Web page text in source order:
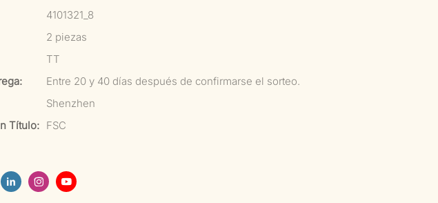
4101321_8
2 piezas
TT
Entre 20 y 40 días después de confirmarse el sorteo.
Shenzhen
Título: FSC